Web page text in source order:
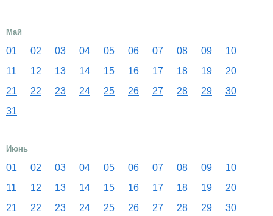
Май
01 02 03 04 05 06 07 08 09
10
11
12 13 14 15 16 17 18 19
20
21
22 23 24 25 26 27 28 29
30
31
Июнь
01 02 03 04 05 06 07 08 09
10
11
12 13 14 15 16 17 18 19
20
21
22 23 24 25 26 27 28 29 30